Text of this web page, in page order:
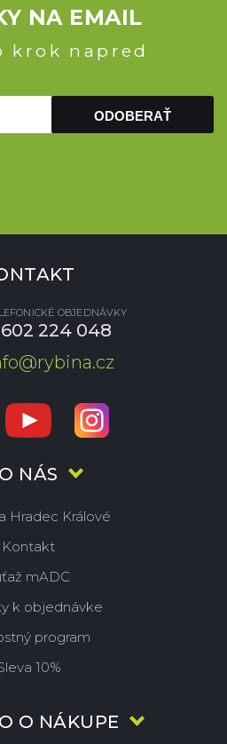
NA EMAIL
krok napred
ODOBERAŤ
O NÁS
Hradec Králové
Kontakt
mADC
k objednávke
program
10%
O NÁKUPE
OBJEDNÁVKY
602 224 048